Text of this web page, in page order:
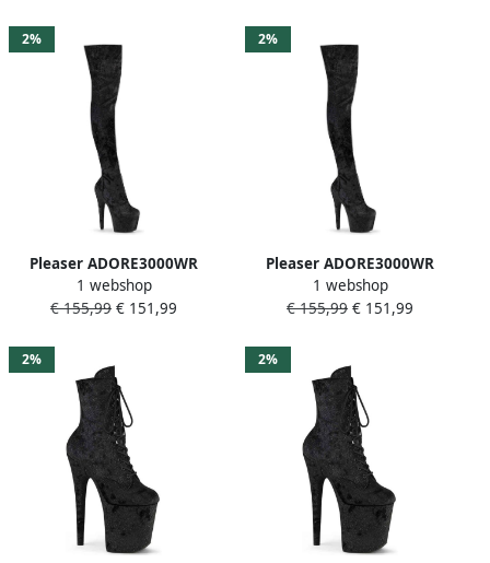
2%
Pleaser ADORE3000WR
Plateau overknee Laarzen
38 Shoes Zwart
1 webshop
€ 155,99 € 151,99
2%
Pleaser ADORE3000WR
Plateau overknee Laarzen
36 Shoes Zwart
1 webshop
€ 155,99 € 151,99
2% 2%